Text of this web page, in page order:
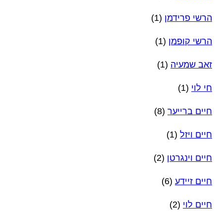
הרשי פרידמן (1)
הרשי קופמן (1)
זאב שמעיה (1)
חי לוי (1)
חיים ברייער (8)
חיים ויזל (1)
חיים וינגרטן (2)
חיים זיידע (6)
חיים לוי (2)